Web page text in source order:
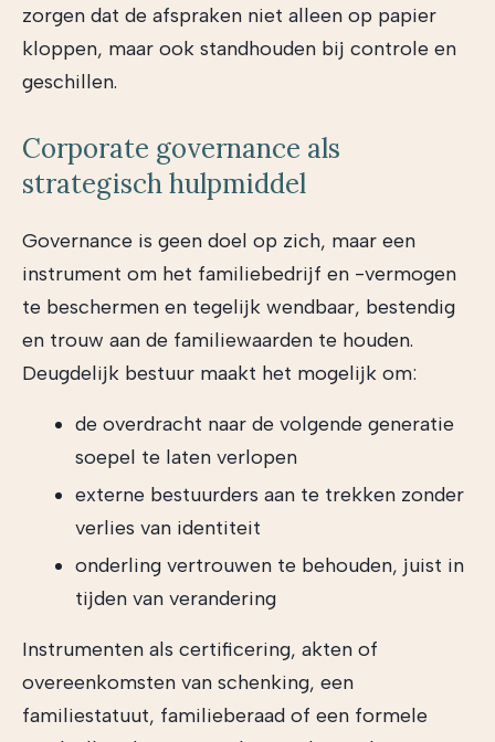
zorgen dat de afspraken niet alleen op papier
kloppen, maar ook standhouden bij controle en
geschillen.
Corporate governance als
strategisch hulpmiddel
Governance is geen doel op zich, maar een
instrument om het familiebedrijf en -vermogen
te beschermen en tegelijk wendbaar, bestendig
en trouw aan de familiewaarden te houden.
Deugdelijk bestuur maakt het mogelijk om:
de overdracht naar de volgende generatie
soepel te laten verlopen
externe bestuurders aan te trekken zonder
verlies van identiteit
onderling vertrouwen te behouden, juist in
tijden van verandering
Instrumenten als certificering, akten of
overeenkomsten van schenking, een
familiestatuut, familieberaad of een formele